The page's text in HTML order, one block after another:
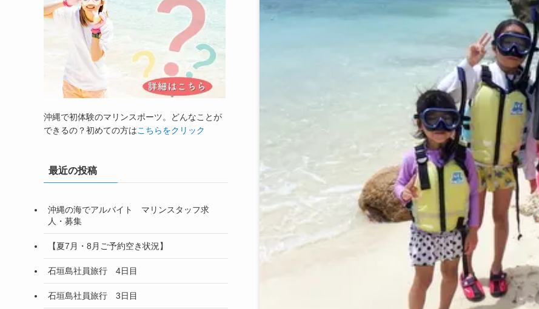
沖縄で初体験のマリンスポーツ。どんなことが
できるの？初めての方はこちらをクリック
最近の投稿
沖縄の海でアルバイト マリンスタッフ求
人・募集
【夏7月・8月ご予約空き状況】
石垣島社員旅行 4日目
石垣島社員旅行 3日目